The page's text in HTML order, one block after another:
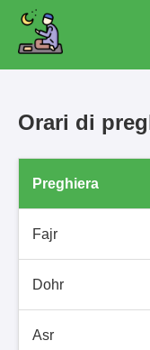
Orari di
Preghiera
Fajr
Dohr
Asr